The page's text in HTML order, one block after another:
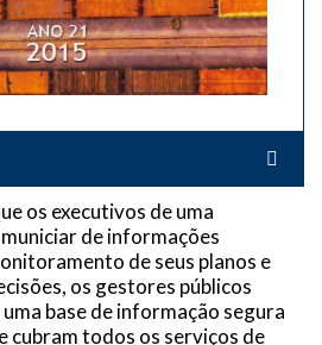
os executivos de uma
de informações
de seus planos e
os gestores públicos
base de informação segura
cubram todos os serviços de